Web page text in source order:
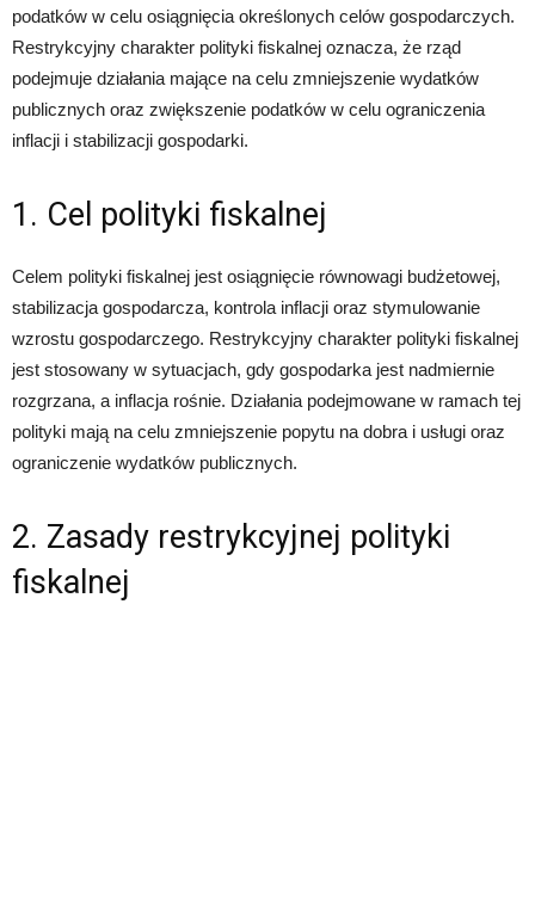
podatków w celu osiągnięcia określonych celów gospodarczych.
Restrykcyjny charakter polityki fiskalnej oznacza, że rząd
podejmuje działania mające na celu zmniejszenie wydatków
publicznych oraz zwiększenie podatków w celu ograniczenia
inflacji i stabilizacji gospodarki.
1. Cel polityki fiskalnej
Celem polityki fiskalnej jest osiągnięcie równowagi budżetowej,
stabilizacja gospodarcza, kontrola inflacji oraz stymulowanie
wzrostu gospodarczego. Restrykcyjny charakter polityki fiskalnej
jest stosowany w sytuacjach, gdy gospodarka jest nadmiernie
rozgrzana, a inflacja rośnie. Działania podejmowane w ramach tej
polityki mają na celu zmniejszenie popytu na dobra i usługi oraz
ograniczenie wydatków publicznych.
2. Zasady restrykcyjnej polityki
fiskalnej